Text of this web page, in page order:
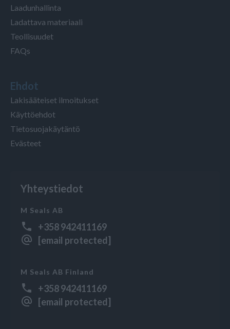
Laadunhallinta
Ladattava materiaali
Teollisuudet
FAQs
Ehdot
Lakisääteiset ilmoitukset
Käyttöehdot
Tietosuojakäytäntö
Evästeet
Yhteystiedot
M Seals AB
+358 942411169
[email protected]
M Seals AB Finland
+358 942411169
[email protected]